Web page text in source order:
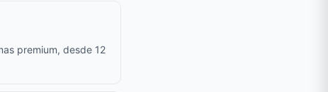
premium, desde 12